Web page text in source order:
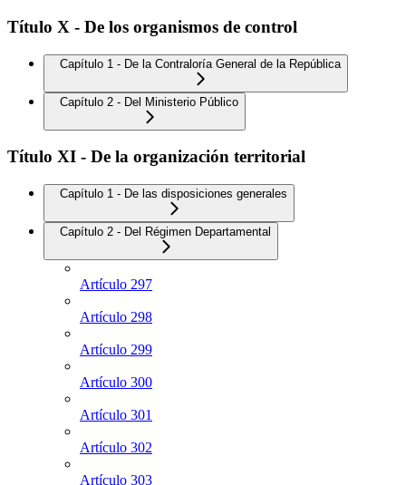
Título X - De los organismos de control
Capítulo 1 - De la Contraloría General de la República
Capítulo 2 - Del Ministerio Público
Título XI - De la organización territorial
Capítulo 1 - De las disposiciones generales
Capítulo 2 - Del Régimen Departamental
Artículo 297
Artículo 298
Artículo 299
Artículo 300
Artículo 301
Artículo 302
Artículo 303